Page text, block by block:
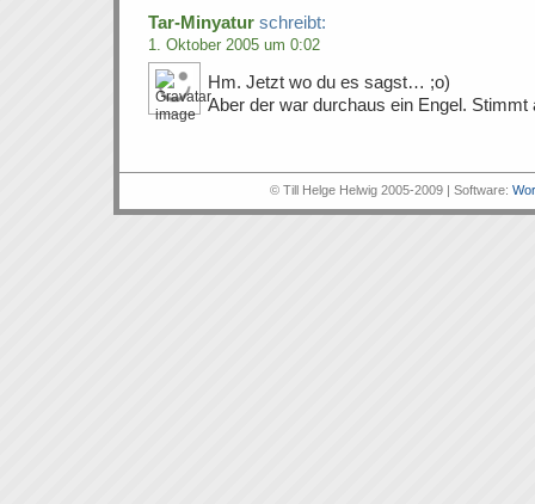
Tar-Minyatur schreibt:
1. Oktober 2005 um 0:02
Hm. Jetzt wo du es sagst… ;o)
Aber der war durchaus ein Engel. Stimmt
© Till Helge Helwig 2005-2009 | Software: